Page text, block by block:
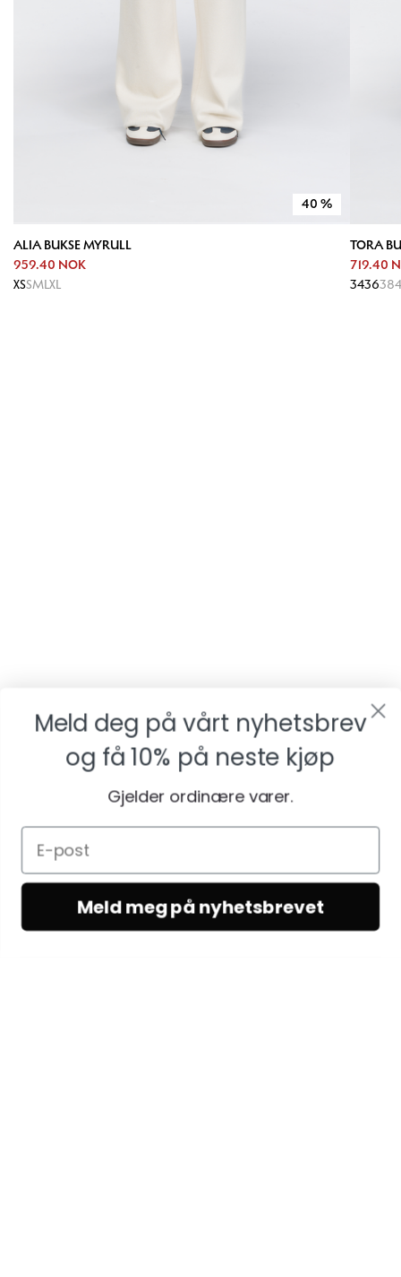
40 %
ALIA BUKSE MYRULL
959.40 NOK
XSSMLXL
TORA
719.40
343638
Meld deg på vårt nyhetsbrev
og få 10% på neste kjøp
Gjelder ordinære varer.
Meld meg på nyhetsbrevet